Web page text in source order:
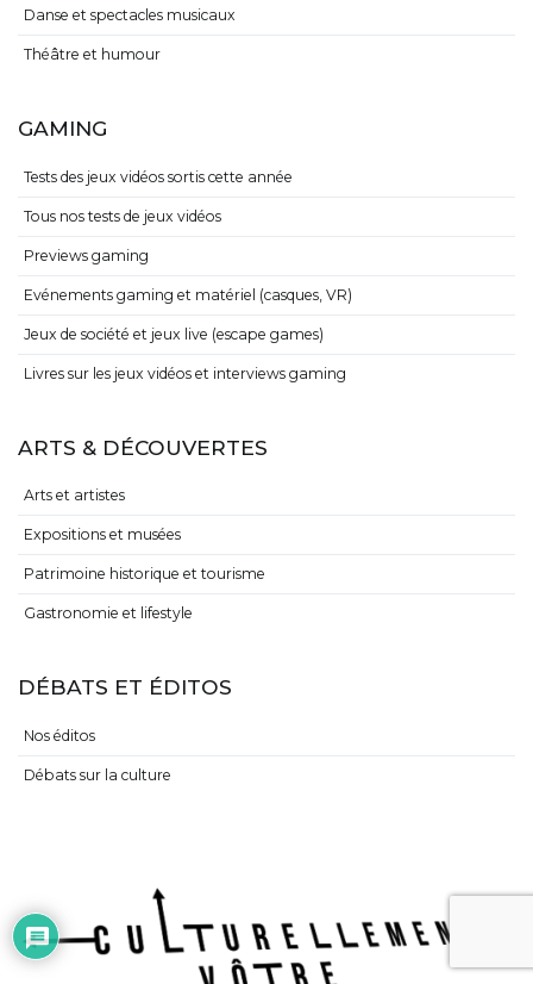
Danse et spectacles musicaux
Théâtre et humour
GAMING
Tests des jeux vidéos sortis cette année
Tous nos tests de jeux vidéos
Previews gaming
Evénements gaming et matériel (casques, VR)
Jeux de société et jeux live (escape games)
Livres sur les jeux vidéos et interviews gaming
ARTS & DÉCOUVERTES
Arts et artistes
Expositions et musées
Patrimoine historique et tourisme
Gastronomie et lifestyle
DÉBATS ET ÉDITOS
Nos éditos
Débats sur la culture